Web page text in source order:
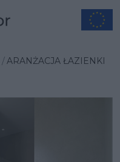
ARANŻACJA ŁAZIENKI